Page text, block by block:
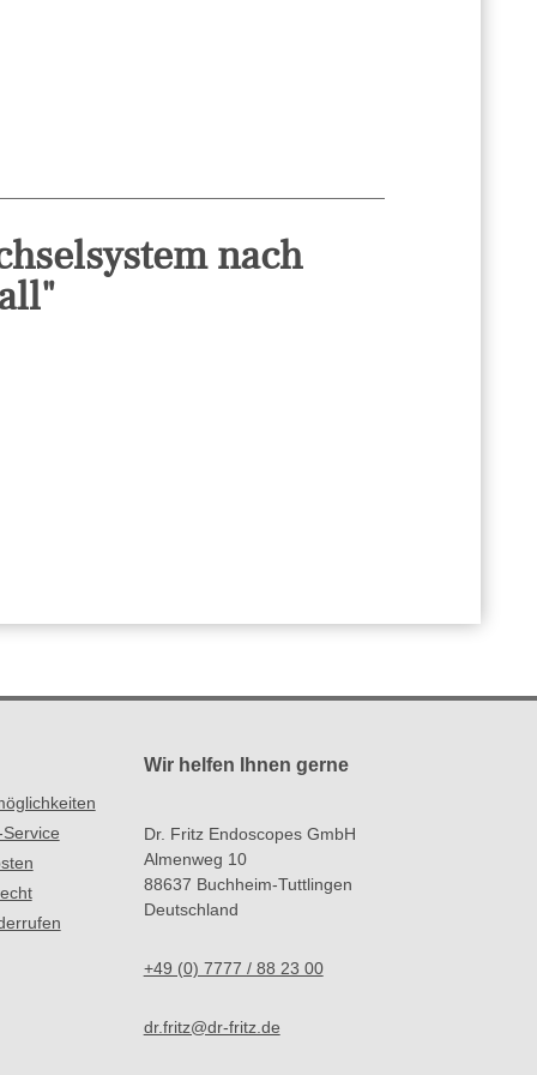
nach
Wir helfen Ihnen gerne
Dr. Fritz Endoscopes GmbH
Almenweg 10
88637 Buchheim-Tuttlingen
Deutschland
+49 (0) 7777 / 88 23 00
dr.fritz@dr-fritz.de